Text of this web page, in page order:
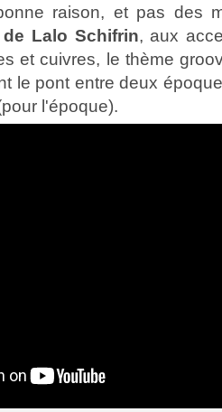
raison, et pas des
Lalo Schifrin, aux
et cuivres, le thème
le pont entre deux
l'époque).